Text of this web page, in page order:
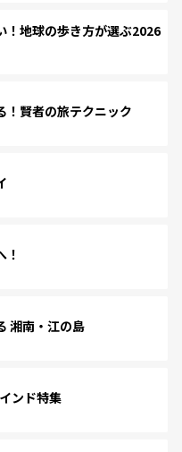
！地球の歩き方が選ぶ2026
！賢者の旅テクニック
！
湘南・江の島
ンド特集